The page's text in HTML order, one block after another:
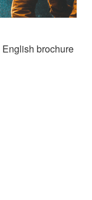
English brochure